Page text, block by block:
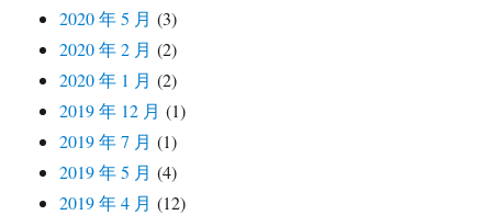
2020 年 5 月 (3)
2020 年 2 月 (2)
2020 年 1 月 (2)
2019 年 12 月 (1)
2019 年 7 月 (1)
2019 年 5 月 (4)
2019 年 4 月 (12)